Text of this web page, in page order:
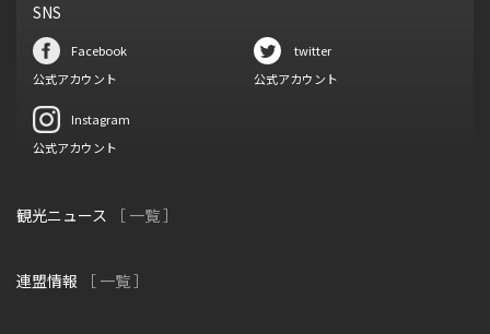
SNS
Facebook
公式アカウント
twitter
公式アカウント
Instagram
公式アカウント
観光ニュース ［ 一覧 ］
連盟情報 ［ 一覧 ］